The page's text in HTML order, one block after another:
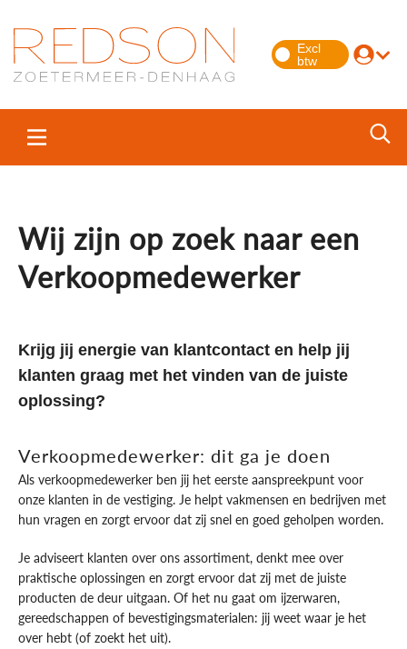
Wij zijn op zoek naar een
Verkoopmedewerker
Krijg jij energie van klantcontact en help jij
klanten graag met het vinden van de juiste
oplossing?
Verkoopmedewerker: dit ga je doen
Als verkoopmedewerker ben jij het eerste aanspreekpunt voor
onze klanten in de vestiging. Je helpt vakmensen en bedrijven met
hun vragen en zorgt ervoor dat zij snel en goed geholpen worden.
Je adviseert klanten over ons assortiment, denkt mee over
praktische oplossingen en zorgt ervoor dat zij met de juiste
producten de deur uitgaan. Of het nu gaat om ijzerwaren,
gereedschappen of bevestigingsmaterialen: jij weet waar je het
over hebt (of zoekt het uit).